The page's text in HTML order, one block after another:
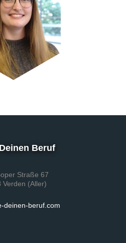
Beruf
Straße 67
Verden (Aller)
deinen-beruf.com